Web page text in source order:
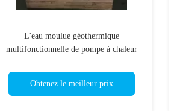
L'eau moulue géothermique
multifonctionnelle de pompe à chaleur
Obtenez le meilleur prix